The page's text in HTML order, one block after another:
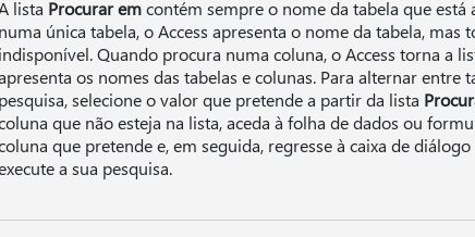
lista Procurar emcontém sempre o nome da tabela que está
numa única tabela, o Access apresenta o nome da tabela, mas
indisponível. Quando procura numa coluna, o Access torna a
os nomes das tabelas e colunas. Para alternar entre
pesquisa, selecione o valor que pretende a partir da lista
que não esteja na lista, aceda à folha de dados ou
que pretende e, em seguida, regresse à caixa de diálogo
a sua pesquisa.